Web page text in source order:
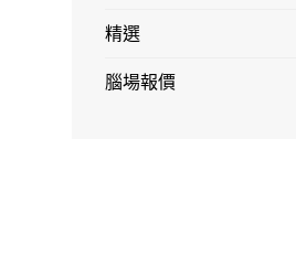
精選
腦場報價